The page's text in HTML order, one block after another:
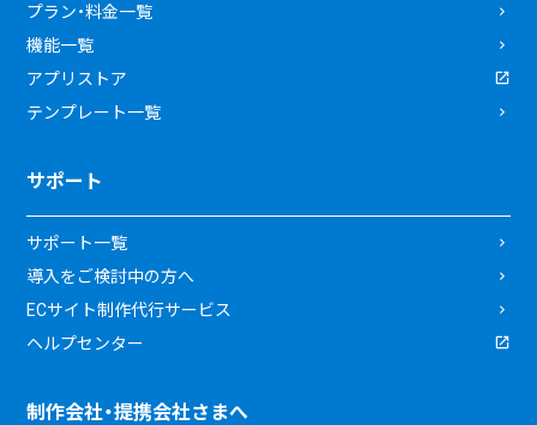
プラン・料金一覧
機能一覧
アプリストア
テンプレート一覧
サポート
サポート一覧
導入をご検討中の方へ
ECサイト制作代行サービス
ヘルプセンター
制作会社・提携会社さまへ